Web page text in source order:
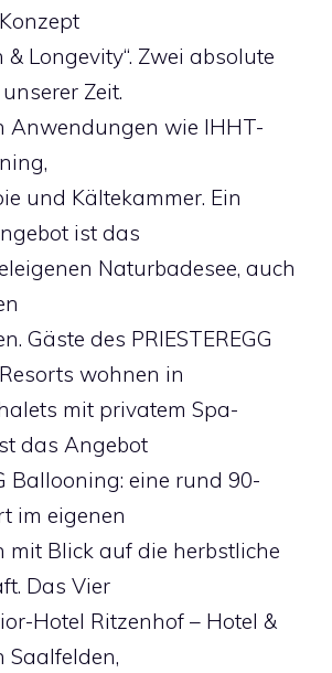
& Longevity“. Zwei absolute
Zeit.
Anwendungen wie IHHT-
und Kältekammer. Ein
ist das
Naturbadesee, auch
Gäste des PRIESTEREGG
wohnen in
mit privatem Spa-
das Angebot
Ballooning: eine rund 90-
im eigenen
mit Blick auf die herbstliche
Das Vier
Hotel Ritzenhof – Hotel &
Saalfelden,